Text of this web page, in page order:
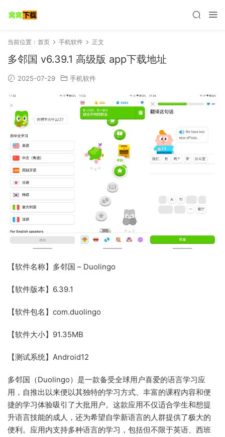
当前位置： 首页 手机软件 正文
多邻国 v6.39.1 高级版 app下载地址
2025-07-29 手机软件
【软件名称】多邻国 – Duolingo
【软件版本】6.39.1
【软件包名】com.duolingo
【软件大小】91.35MB
【测试系统】Android12
多邻国（Duolingo）是一款备受全球用户喜爱的语言学习应
用，自推出以来便以其独特的学习方式、丰富的课程内容和便
捷的学习体验吸引了大批用户。这款应用不仅适合学生和想提
升语言技能的成人，还为希望自学新语言的人群提供了极大的
便利。 应用内支持多种语言的学习，包括但不限于英语、西班